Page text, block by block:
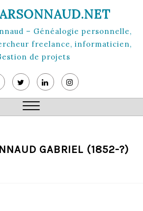
– Généalogie personnelle,
freelance, informaticien,
de projets
GABRIEL (1852-?)